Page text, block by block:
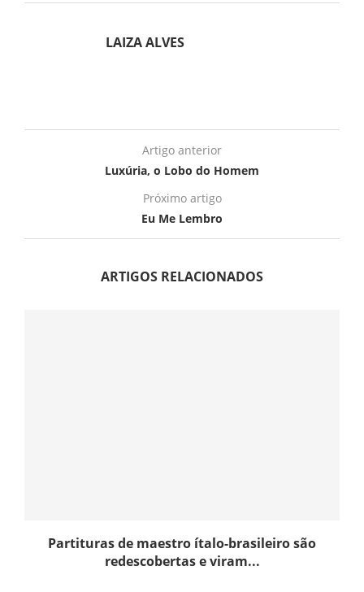
LAIZA ALVES
Artigo anterior
Luxúria, o Lobo do Homem
Próximo artigo
Eu Me Lembro
ARTIGOS RELACIONADOS
Partituras de maestro ítalo-brasileiro são
redescobertas e viram...